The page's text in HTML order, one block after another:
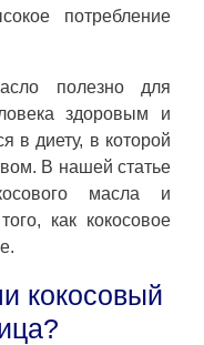
потребление
полезно для
здоровым и
в диету, в которой
В нашей статье
масла и
как кокосовое
кокосовый